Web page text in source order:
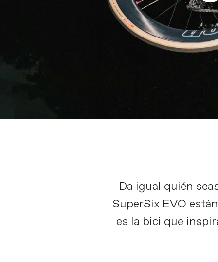
Da igual quién
SuperSix EVO
es la bici que